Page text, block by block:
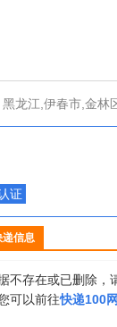
黑龙江,伊春市,金林
证
递信息
不存在或已删除，
可以前往快递100